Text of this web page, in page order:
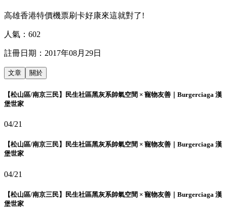
高雄香港特價機票刷卡好康來這就對了!
人氣： 602
註冊日期： 2017年08月29日
文章 關於
【松山區/南京三民】民生社區黑灰系帥氣空間 × 寵物友善｜Burgerciaga 漢
堡世家
04/21
【松山區/南京三民】民生社區黑灰系帥氣空間 × 寵物友善｜Burgerciaga 漢
堡世家
04/21
【松山區/南京三民】民生社區黑灰系帥氣空間 × 寵物友善｜Burgerciaga 漢
堡世家